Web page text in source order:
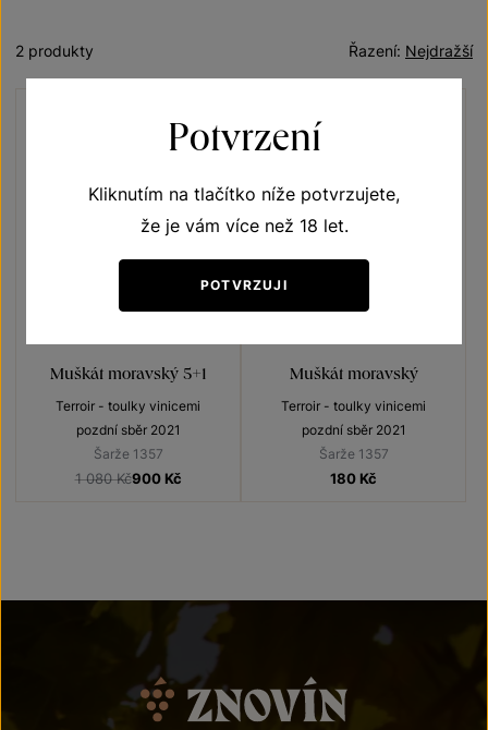
Nejdražší
Řazení:
2 produkty
Muškát moravský 5+1
Terroir - toulky vinicemi
pozdní sběr 2021
Šarže 1357
1 080 Kč900 Kč
Muškát moravský
Terroir - toulky vinicemi
pozdní sběr 2021
Šarže 1357
180 Kč
Potvrzení
Kliknutím na tlačítko níže potvrzujete,
že je vám více než 18 let.
POTVRZUJI